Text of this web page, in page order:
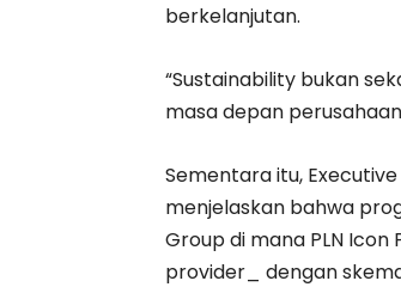
berkelanjutan.
“Sustainability bukan
masa depan
Sementara itu,
menjelaskan bahwa
Group di mana PLN
provider_ dengan